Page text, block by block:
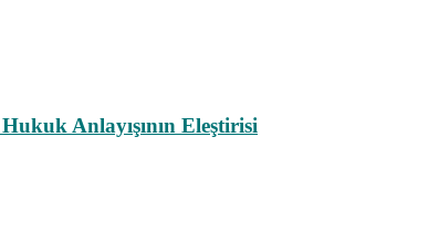
Anlayışının Eleştirisi